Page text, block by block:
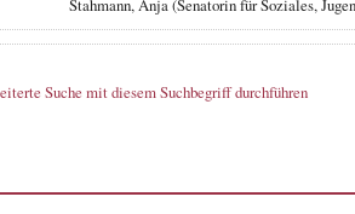
Stahmann, Anja (Senatorin für Soziales,
Suche mit diesem Suchbegriff durchführen